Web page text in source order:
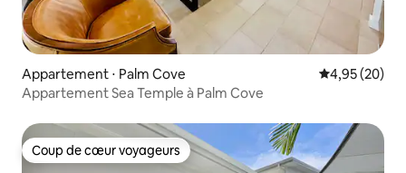
Appartement ⋅ Palm Cove Évaluation
4,95 (20)
Appartement Sea Temple à Palm Cove
Coup de cœur voyageurs
Coup de cœur voyageurs